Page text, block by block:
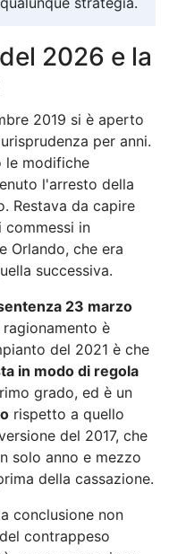
2026 e la
2019 si è aperto
per anni.
le modifiche
l'arresto della
Restava da capire
in
Orlando, che era
successiva.
23 marzo
è
del 2021 è che
in modo di regola
grado, ed è un
rispetto a quello
del 2017, che
solo anno e mezzo
della cassazione.
conclusione non
contrappeso